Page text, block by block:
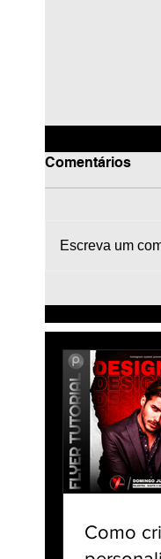
Efeito
deixar a
Tutorial
celular
Comentários
Escreva um
Como